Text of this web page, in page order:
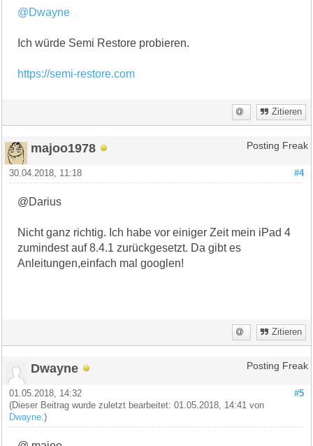
@Dwayne
Ich würde Semi Restore probieren.
https://semi-restore.com
Zitieren
majoo1978 Posting Freak
#4
30.04.2018, 11:18
@Darius
Nicht ganz richtig. Ich habe vor einiger Zeit mein iPad 4
zumindest auf 8.4.1 zurückgesetzt. Da gibt es
Anleitungen,einfach mal googlen!
Zitieren
Dwayne Posting Freak
#5
01.05.2018, 14:32
(Dieser Beitrag wurde zuletzt bearbeitet: 01.05.2018, 14:41 von
Dwayne .)